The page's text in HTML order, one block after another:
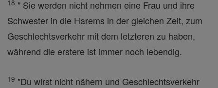
18 " Sie werden nicht nehmen eine Frau und ihre
Schwester in die Harems in der gleichen Zeit, zum
Geschlechtsverkehr mit dem letzteren zu haben,
während die erstere ist immer noch lebendig.
19 "Du wirst nicht nähern und Geschlechtsverkehr